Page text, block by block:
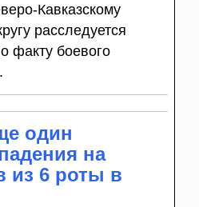
Кавказскому
расследуется
факту боевого
один
на
из 6 роты в